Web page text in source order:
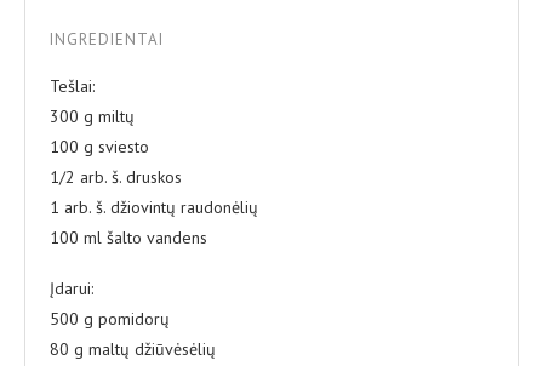
INGREDIENTAI
Tešlai:
300 g miltų
100 g sviesto
1/2 arb. š. druskos
1 arb. š. džiovintų raudonėlių
100 ml šalto vandens
Įdarui:
500 g pomidorų
80 g maltų džiūvėsėlių